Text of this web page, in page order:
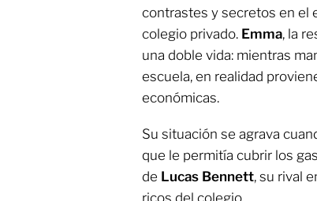
contrastes y secretos en el
colegio privado. Emma, la
una doble vida: mientras
escuela, en realidad
económicas.
Su situación se agrava
que le permitía cubrir los
de Lucas Bennett, su rival
ricos del colegio.